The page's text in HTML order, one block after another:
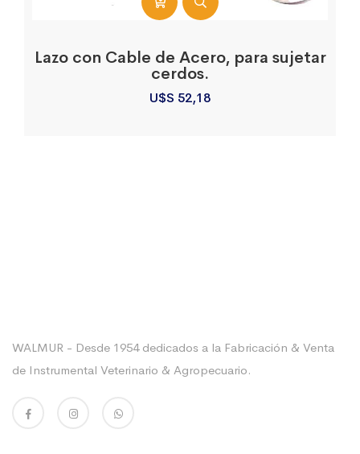
Lazo con Cable de Acero, para sujetar
cerdos.
U$S 52,18
WALMUR - Desde 1954 dedicados a la Fabricación & Venta
de Instrumental Veterinario & Agropecuario.